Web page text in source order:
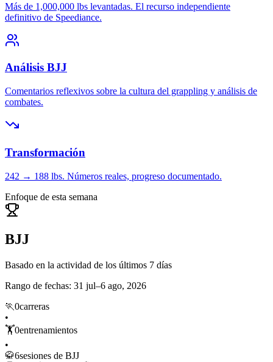
Más de 1,000,000 lbs levantadas. El recurso independiente
definitivo de Speediance.
Análisis BJJ
Comentarios reflexivos sobre la cultura del grappling y análisis de
combates.
Transformación
242 → 188 lbs. Números reales, progreso documentado.
Enfoque de esta semana
BJJ
Basado en la actividad de los últimos 7 días
Rango de fechas: 31 jul–6 ago, 2026
🏃0carreras
•
🏋️0entrenamientos
•
🥋6sesiones de BJJ